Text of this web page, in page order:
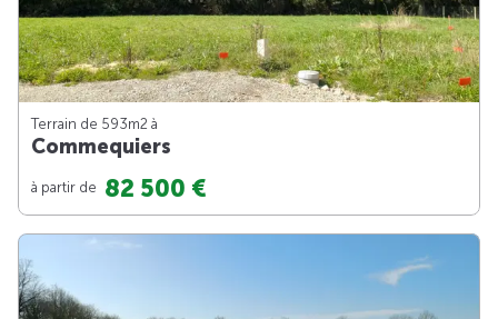
Terrain de 593m2 à
Commequiers
à partir de 82 500 €